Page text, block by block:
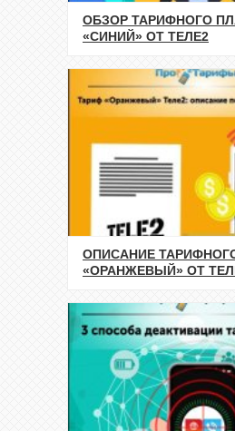
ОБЗОР ТАРИФНОГО
«СИНИЙ» ОТ ТЕЛЕ2
ОПИСАНИЕ
«ОРАНЖЕВЫЙ» ОТ